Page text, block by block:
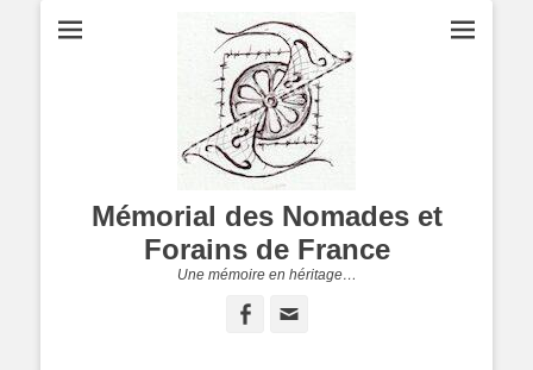
Mémorial des Nomades et
Forains de France
Une mémoire en héritage…
Facebook